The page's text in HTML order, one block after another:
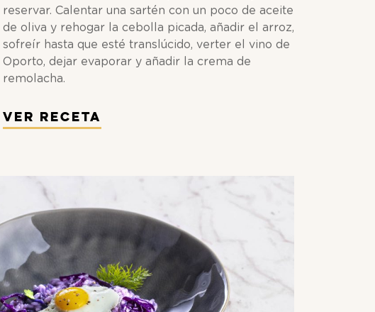
reservar. Calentar una sartén con un poco de aceite
de oliva y rehogar la cebolla picada, añadir el arroz,
sofreír hasta que esté translúcido, verter el vino de
Oporto, dejar evaporar y añadir la crema de
remolacha.
Ver Receta